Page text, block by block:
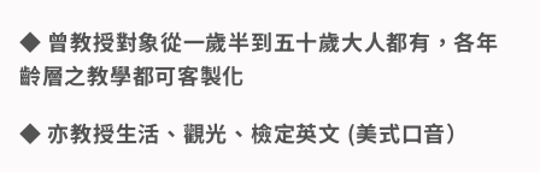
◆ 曾教授對象從一歲半到五十歲大人都有，各年
齡層之教學都可客製化
◆ 亦教授生活、觀光、檢定英文 (美式口音）